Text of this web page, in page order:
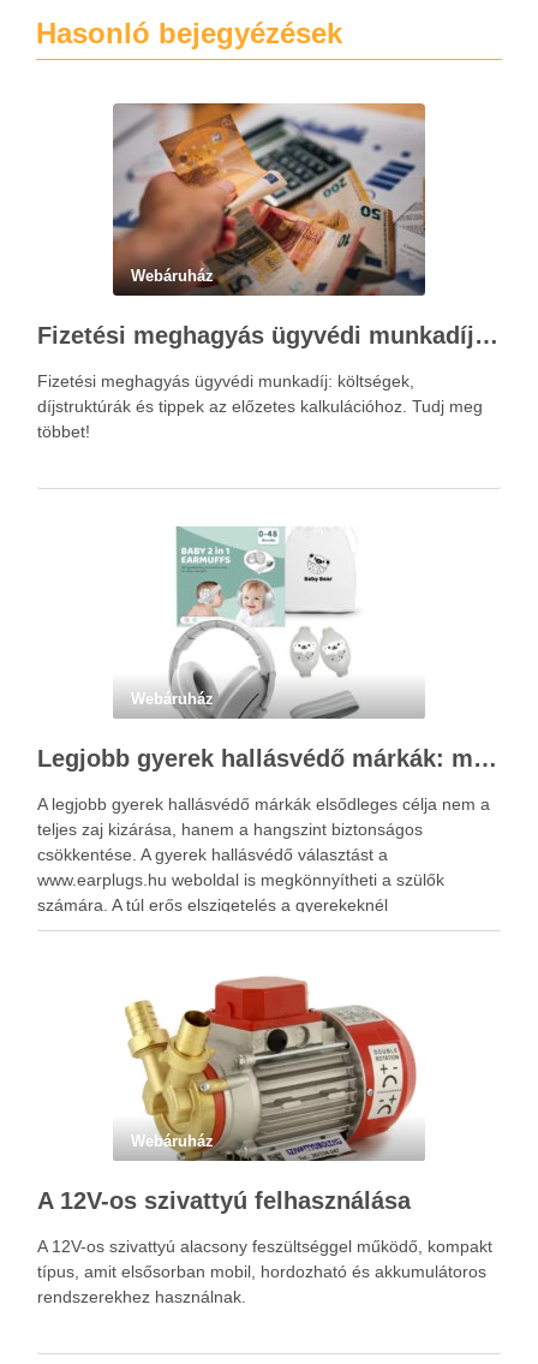
Hasonló bejegyézések
Webáruház
Fizetési meghagyás ügyvédi munkadíja: teljes költségvetési útmutató
Fizetési meghagyás ügyvédi munkadíj: költségek,
díjstruktúrák és tippek az előzetes kalkulációhoz. Tudj meg
többet!
Webáruház
Legjobb gyerek hallásvédő márkák: mire figyeljenek a szülők választáskor?
A legjobb gyerek hallásvédő márkák elsődleges célja nem a
teljes zaj kizárása, hanem a hangszint biztonságos
csökkentése. A gyerek hallásvédő választást a
www.earplugs.hu weboldal is megkönnyítheti a szülők
számára. A túl erős elszigetelés a gyerekeknél
kényelmetlenséget, félelmet vagy dezorientáltságot is
Webáruház
A 12V-os szivattyú felhasználása
A 12V-os szivattyú alacsony feszültséggel működő, kompakt
típus, amit elsősorban mobil, hordozható és akkumulátoros
rendszerekhez használnak.